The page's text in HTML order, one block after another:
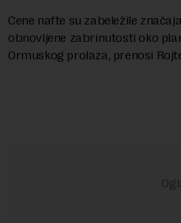
Cene nafte su zabeležile
obnovljene zabrinutosti oko
Ormuskog prolaza, prenosi